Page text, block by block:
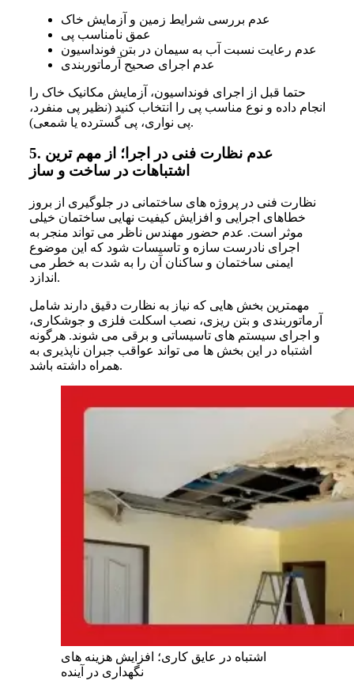
عدم بررسی شرایط زمین و آزمایش خاک
عمق نامناسب پی
عدم رعایت نسبت آب به سیمان در بتن فونداسیون
عدم اجرای صحیح آرماتوربندی
حتما قبل از اجرای فونداسیون، آزمایش مکانیک خاک را
انجام داده و نوع مناسب پی را انتخاب کنید (نظیر پی منفرد،
پی نواری، پی گسترده یا شمعی).
5. عدم نظارت فنی در اجرا؛ از مهم ترین
اشتباهات در ساخت و ساز
نظارت فنی در پروژه های ساختمانی در جلوگیری از بروز
خطاهای اجرایی و افزایش کیفیت نهایی ساختمان خیلی
موثر است. عدم حضور مهندس ناظر می تواند منجر به
اجرای نادرست سازه و تاسیسات شود که این موضوع
ایمنی ساختمان و ساکنان آن را به شدت به خطر می
اندازد.
مهمترین بخش هایی که نیاز به نظارت دقیق دارند شامل
آرماتوربندی و بتن ریزی، نصب اسکلت فلزی و جوشکاری،
و اجرای سیستم های تاسیساتی و برقی می شوند. هرگونه
اشتباه در این بخش ها می تواند عواقب جبران ناپذیری به
همراه داشته باشد.
اشتباه در عایق کاری؛ افزایش هزینه های
نگهداری در آینده